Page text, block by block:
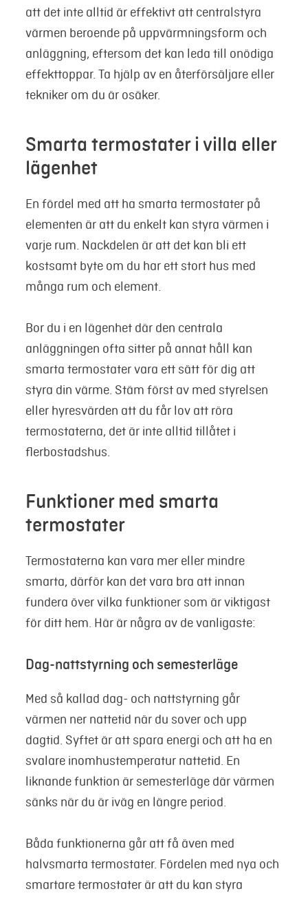
att det inte alltid är effektivt att centralstyra
värmen beroende på uppvärmningsform och
anläggning, eftersom det kan leda till onödiga
effekttoppar. Ta hjälp av en återförsäljare eller
tekniker om du är osäker.
Smarta termostater i villa eller
lägenhet
En fördel med att ha smarta termostater på
elementen är att du enkelt kan styra värmen i
varje rum. Nackdelen är att det kan bli ett
kostsamt byte om du har ett stort hus med
många rum och element.
Bor du i en lägenhet där den centrala
anläggningen ofta sitter på annat håll kan
smarta termostater vara ett sätt för dig att
styra din värme. Stäm först av med styrelsen
eller hyresvärden att du får lov att röra
termostaterna, det är inte alltid tillåtet i
flerbostadshus.
Funktioner med smarta
termostater
Termostaterna kan vara mer eller mindre
smarta, därför kan det vara bra att innan
fundera över vilka funktioner som är viktigast
för ditt hem. Här är några av de vanligaste:
Dag-nattstyrning och semesterläge
Med så kallad dag- och nattstyrning går
värmen ner nattetid när du sover och upp
dagtid. Syftet är att spara energi och att ha en
svalare inomhustemperatur nattetid. En
liknande funktion är semesterläge där värmen
sänks när du är iväg en längre period.
Båda funktionerna går att få även med
halvsmarta termostater. Fördelen med nya och
smartare termostater är att du kan styra